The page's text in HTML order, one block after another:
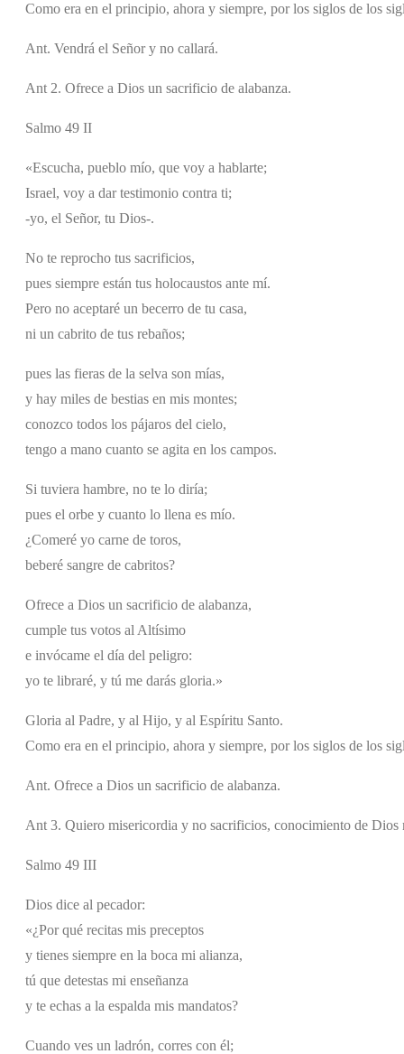
Como era en el principio, ahora y siempre, por los siglos de los
Ant. Vendrá el Señor y no callará.
Ant 2. Ofrece a Dios un sacrificio de alabanza.
Salmo 49 II
«Escucha, pueblo mío, que voy a hablarte;
Israel, voy a dar testimonio contra ti;
-yo, el Señor, tu Dios-.
No te reprocho tus sacrificios,
pues siempre están tus holocaustos ante mí.
Pero no aceptaré un becerro de tu casa,
ni un cabrito de tus rebaños;
pues las fieras de la selva son mías,
y hay miles de bestias en mis montes;
conozco todos los pájaros del cielo,
tengo a mano cuanto se agita en los campos.
Si tuviera hambre, no te lo diría;
pues el orbe y cuanto lo llena es mío.
¿Comeré yo carne de toros,
beberé sangre de cabritos?
Ofrece a Dios un sacrificio de alabanza,
cumple tus votos al Altísimo
e invócame el día del peligro:
yo te libraré, y tú me darás gloria.»
Gloria al Padre, y al Hijo, y al Espíritu Santo.
Como era en el principio, ahora y siempre, por los siglos de los
Ant. Ofrece a Dios un sacrificio de alabanza.
Ant 3. Quiero misericordia y no sacrificios, conocimiento de Dios
Salmo 49 III
Dios dice al pecador:
«¿Por qué recitas mis preceptos
y tienes siempre en la boca mi alianza,
tú que detestas mi enseñanza
y te echas a la espalda mis mandatos?
Cuando ves un ladrón, corres con él;